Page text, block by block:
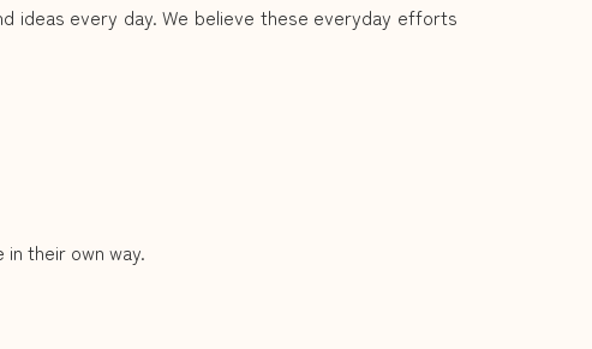
ideas every day. We believe these everyday efforts
their own way.